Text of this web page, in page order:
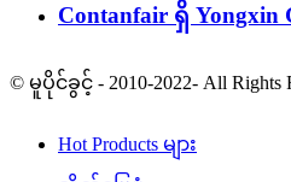
Contanfair ရှိ Yongxin
© မူပိုင်ခွင့် - 2010-2022- All Rights
Hot Products များ